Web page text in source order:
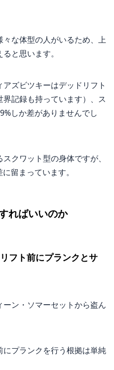
な体型の人がいるため、上
と思います。
ズビツキーはデッドリフト
記録も持っています）、ス
しか差がありませんでし
クワット型の身体ですが、
留まっています。
ればいいのか
フト前にプランクとサ
ン・ソマーセットから盗ん
プランクを行う根拠は単純